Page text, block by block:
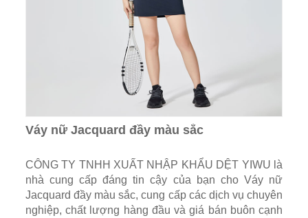
Váy nữ Jacquard đầy màu sắc
CÔNG TY TNHH XUẤT NHẬP KHẨU DỆT YIWU là
nhà cung cấp đáng tin cậy của bạn cho Váy nữ
Jacquard đầy màu sắc, cung cấp các dịch vụ chuyên
nghiệp, chất lượng hàng đầu và giá bán buôn cạnh